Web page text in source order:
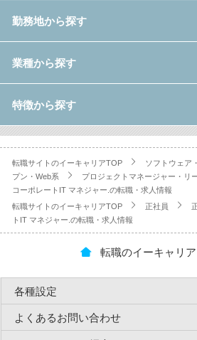
勤務地から探す
業種から探す
特徴から探す
転職サイトのイーキャリアTOP ソフトウェア
プン・Web系
プロジェクトマネージャー・リ
コーポレートIT マネジャー.の転職・求人情報
転職サイトのイーキャリアTOP
正社員
トIT マネジャー.の転職・求人情報
転職のイーキャリ
各種設定
よくあるお問い合わせ